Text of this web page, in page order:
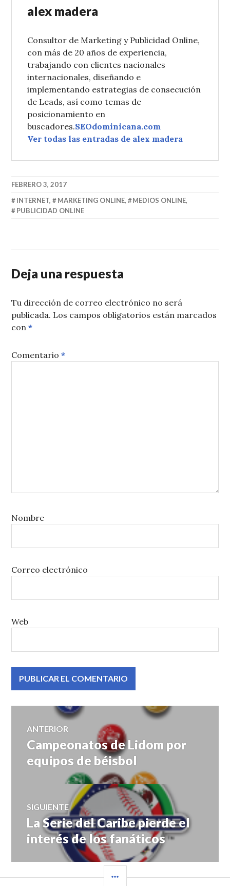
alex madera
Consultor de Marketing y Publicidad Online,
con más de 20 años de experiencia,
trabajando con clientes nacionales
internacionales, diseñando e
implementando estrategias de consecución
de Leads, así como temas de
posicionamiento en
buscadores.SEOdominicana.com
Ver todas las entradas de alex madera
FEBRERO 3, 2017
INTERNET, MARKETING ONLINE, MEDIOS ONLINE,
PUBLICIDAD ONLINE
Deja una respuesta
Tu dirección de correo electrónico no será
publicada. Los campos obligatorios están marcados
con*
Comentario*
Nombre
Correo electrónico
Web
Navegación
de
entradas
ANTERIOR
Entrada
anterior:
Campeonatos de Lidom por
equipos de béisbol
SIGUIENTE
Entrada
siguiente:
La Serie del Caribe pierde el
interés de los fanáticos